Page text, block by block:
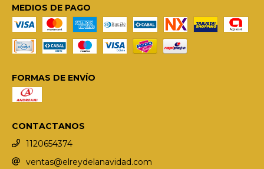
MEDIOS DE PAGO
FORMAS DE ENVÍO
CONTACTANOS
1120654374
ventas@elreydelanavidad.com